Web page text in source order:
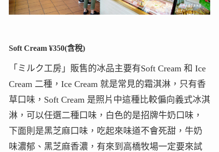
Soft Cream ¥350(含稅)
「ミルク工房」販售的冰品主要有Soft Cream 和 Ice
Cream 二種，Ice Cream 就是常見的霜淇淋，只有香
草口味，Soft Cream 是照片中這種比較偏向義式冰淇
淋，可以任選二種口味，白色的是招牌牛奶口味，
下面則是黑芝麻口味，吃起來味道不會死甜，牛奶
味濃郁、黑芝麻香濃，有來到高橋牧場一定要來試